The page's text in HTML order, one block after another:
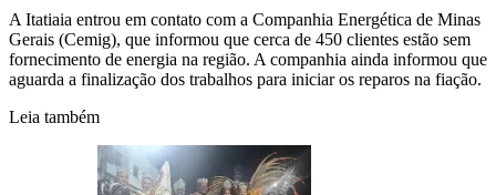
A Itatiaia entrou em contato com a Companhia Energética de Minas
Gerais (Cemig), que informou que cerca de 450 clientes estão sem
fornecimento de energia na região. A companhia ainda informou que
aguarda a finalização dos trabalhos para iniciar os reparos na fiação.
Leia também